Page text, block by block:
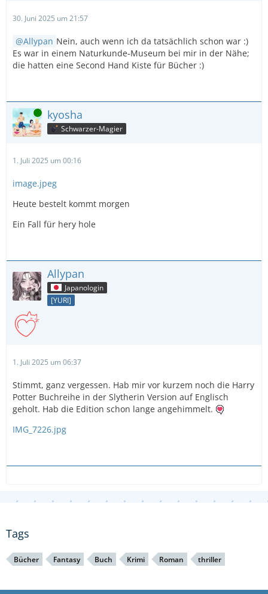
30. Juni 2025 um 21:57
Allypan Nein, auch wenn ich da tatsächlich schon war :)
Es war in einem Naturkunde-Museum bei mir in der Nähe;
die hatten eine Second Hand Kiste für Bücher :)
Online kyosha
Schwarzer-Magier
1. Juli 2025 um 00:16
image.jpeg
Heute bestelt kommt morgen
Ein Fall für hery hole
Allypan
Japanologin
[YURI]
1. Juli 2025 um 06:37
Stimmt, ganz vergessen. Hab mir vor kurzem noch die Harry
Potter Buchreihe in der Slytherin Version auf Englisch
geholt. Hab die Edition schon lange angehimmelt.
IMG_7226.jpg
Tags
Bücher Fantasy Buch Krimi Roman thriller